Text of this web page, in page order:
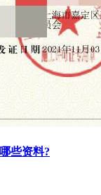
些资料?